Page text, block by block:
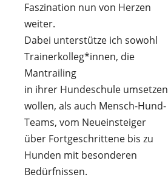
Faszination nun von Herzen
weiter.
Dabei unterstütze ich sowohl
Trainerkolleg*innen, die
Mantrailing
in ihrer Hundeschule umsetzen
wollen, als auch Mensch-Hund-
Teams, vom Neueinsteiger
über Fortgeschrittene bis zu
Hunden mit besonderen
Bedürfnissen.